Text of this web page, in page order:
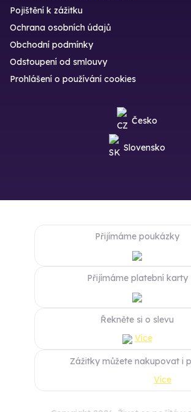
Pojištění k zážitku
Ochrana osobních údajů
Obchodní podmínky
Odstoupení od smlouvy
Prohlášení o používání cookies
Česko
Slovensko
Přijímáme poukázky
Přijímáme platební karty
Řekněte si o slevu
Více
Zážitky můžete nakupovat i
Více